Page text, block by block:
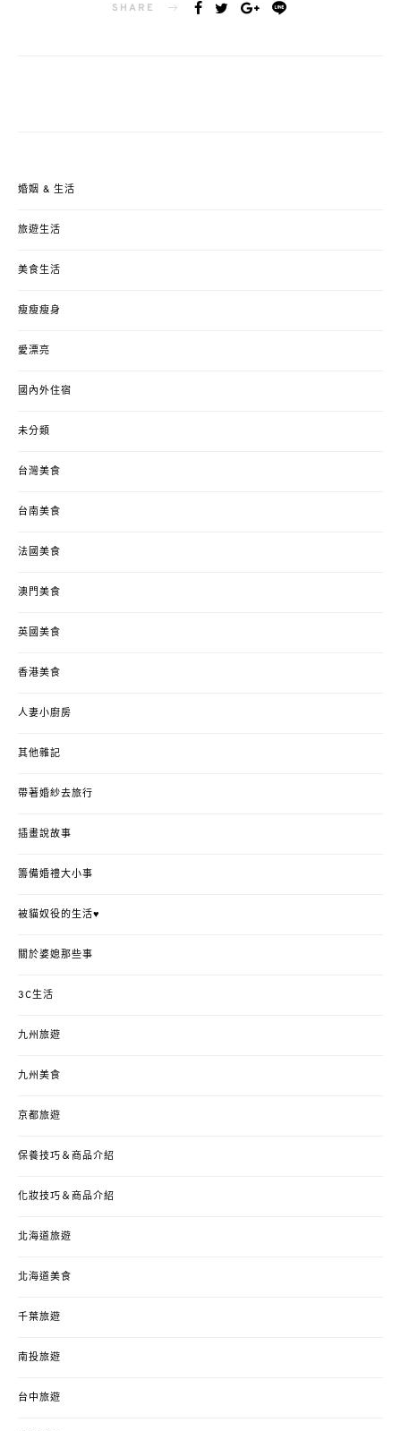
SHARE
婚姻 & 生活
旅遊生活
美食生活
瘦瘦瘦身
愛漂亮
國內外住宿
未分類
台灣美食
台南美食
法國美食
澳門美食
英國美食
香港美食
人妻小廚房
其他雜記
帶著婚紗去旅行
插畫說故事
籌備婚禮大小事
被貓奴役的生活♥
關於婆媳那些事
3C生活
九州旅遊
九州美食
京都旅遊
保養技巧＆商品介紹
化妝技巧＆商品介紹
北海道旅遊
北海道美食
千葉旅遊
南投旅遊
台中旅遊